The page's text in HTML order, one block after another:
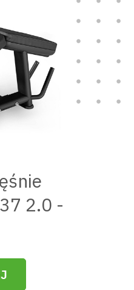
2.0 -